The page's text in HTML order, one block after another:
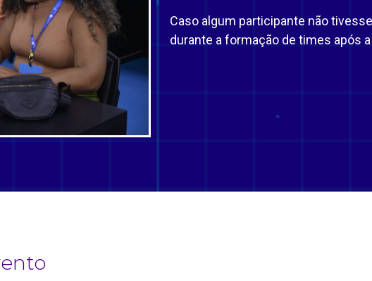
Caso algum participante não
durante a formação de times após